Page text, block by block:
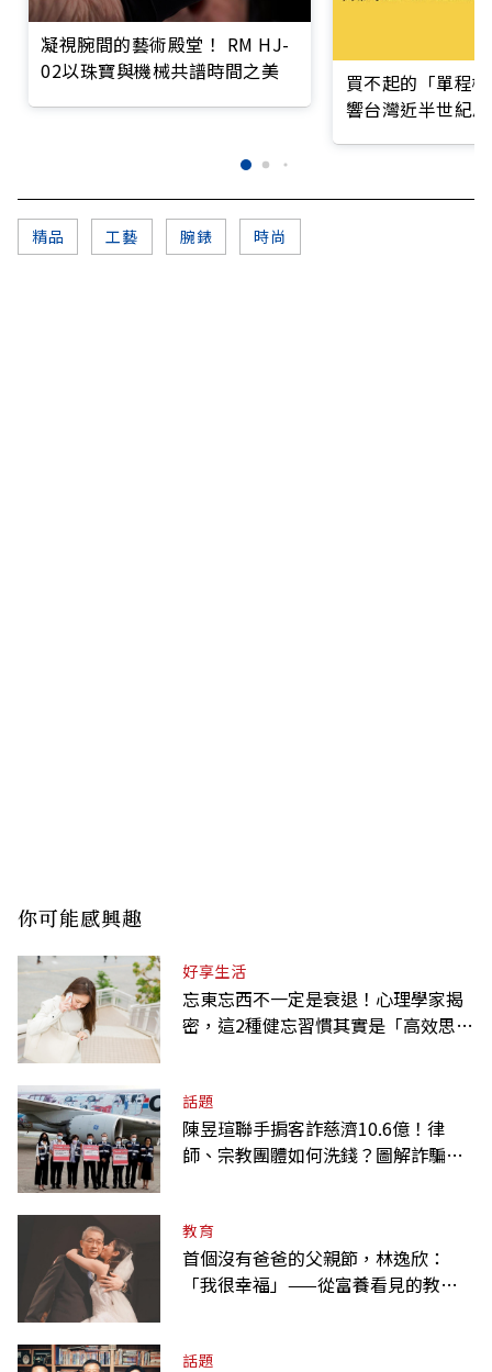
凝視腕間的藝術殿堂！ RM HJ-
02以珠寶與機械共譜時間之美
買不起的「單程
響台灣近半世紀
精品 工藝 腕錶 時尚
你可能感興趣
好享生活
忘東忘西不一定是衰退！心理學家揭
密，這2種健忘習慣其實是「高效思
話題
陳昱瑄聯手掮客詐慈濟10.6億！律
師、宗教團體如何洗錢？圖解詐騙關
教育
首個沒有爸爸的父親節，林逸欣：
「我很幸福」——從富養看見的教養
話題